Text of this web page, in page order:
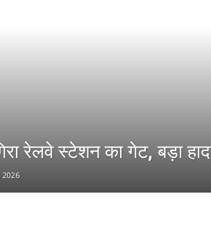
रेलवे स्टेशन का गेट, बड़ा
2026